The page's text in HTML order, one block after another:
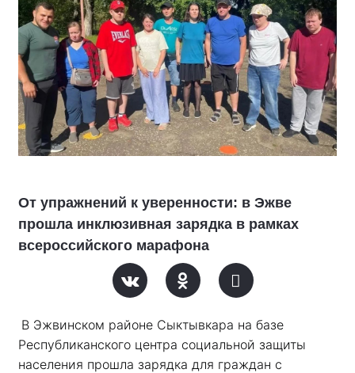
От упражнений к уверенности: в Эжве
прошла инклюзивная зарядка в рамках
всероссийского марафона
В Эжвинском районе Сыктывкара на базе
Республиканского центра социальной защиты
населения прошла зарядка для граждан с